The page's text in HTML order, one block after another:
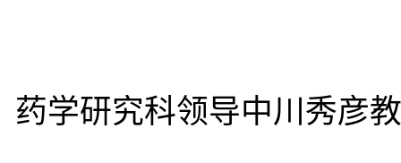
药学研究科领导中川秀彦